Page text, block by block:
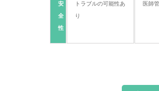
安
全
性
トラブルの可能性あ
り
医師